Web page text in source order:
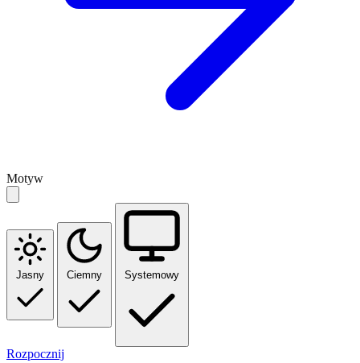
Motyw
Jasny Ciemny Systemowy
Rozpocznij